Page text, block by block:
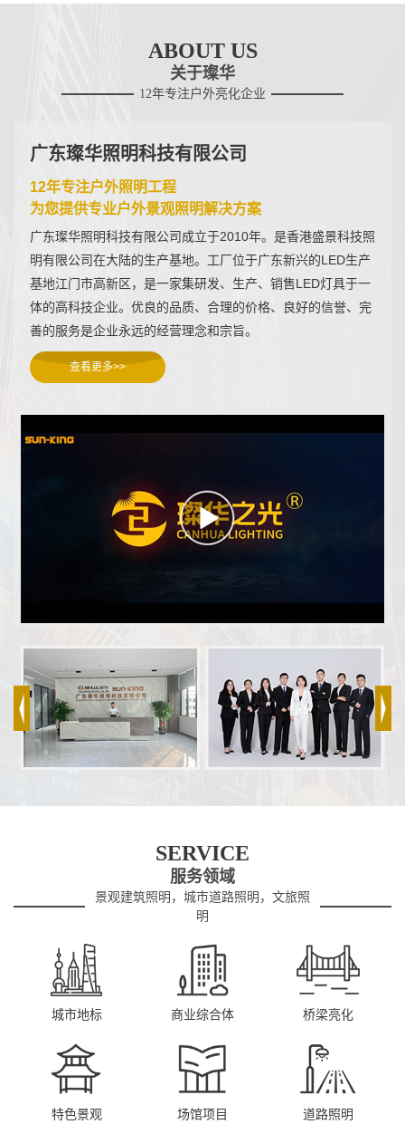
ABOUT US
关于璨华
12年专注户外亮化企业
广东璨华照明科技有限公司
12年专注户外照明工程
为您提供专业户外景观照明解决方案
广东璨华照明科技有限公司成立于2010年。是香港盛景科技照
明有限公司在大陆的生产基地。工厂位于广东新兴的LED生产
基地江门市高新区，是一家集研发、生产、销售LED灯具于一
体的高科技企业。优良的品质、合理的价格、良好的信誉、完
善的服务是企业永远的经营理念和宗旨。
查看更多>>
SERVICE
服务领域
景观建筑照明，城市道路照明，文旅照
明
城市地标 商业综合体 桥梁亮化
特色景观 场馆项目 道路照明